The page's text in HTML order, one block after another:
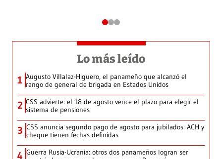
Lo más leído
1 Augusto Villalaz-Higuero, el panameño que alcanzó el
rango de general de brigada en Estados Unidos
2 CSS advierte: el 18 de agosto vence el plazo para elegir el
sistema de pensiones
3 CSS anuncia segundo pago de agosto para jubilados: ACH y
cheque tienen fechas definidas
4 Guerra Rusia-Ucrania: otros dos panameños logran ser